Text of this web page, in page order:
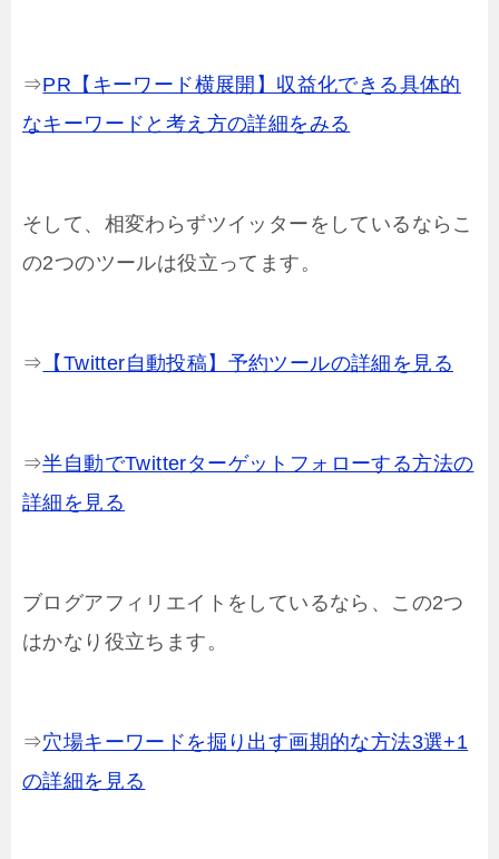
⇒PR【キーワード横展開】収益化できる具体的
なキーワードと考え方の詳細をみる
そして、相変わらずツイッターをしているならこ
の2つのツールは役立ってます。
⇒ 【Twitter自動投稿】予約ツールの詳細を見る
⇒半自動でTwitterターゲットフォローする方法の
詳細を見る
ブログアフィリエイトをしているなら、この2つ
はかなり役立ちます。
⇒穴場キーワードを掘り出す画期的な方法3選+1
の詳細を見る